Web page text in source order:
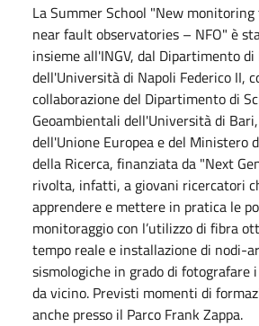
La Summer School "New
near fault observatories – NFO" è
insieme all'INGV, dal Dipartimento di
dell'Università di Napoli Federico II,
collaborazione del Dipartimento di
Geoambientali dell'Università di
dell'Unione Europea e del Ministero
della Ricerca, finanziata da "Next
rivolta, infatti, a giovani ricercatori
apprendere e mettere in pratica le
monitoraggio con l’utilizzo di fibra
tempo reale e installazione di nodi-
sismologiche in grado di fotografare
da vicino. Previsti momenti di
anche presso il Parco Frank Zappa.